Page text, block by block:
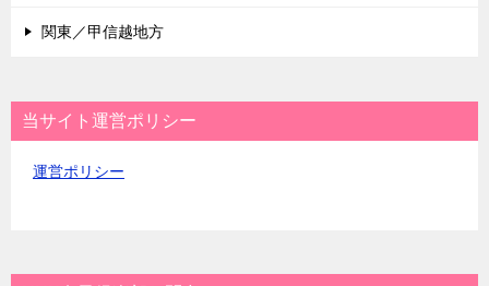
関東／甲信越地方
当サイト運営ポリシー
運営ポリシー